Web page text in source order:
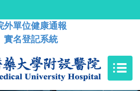
外單位健康通報
實名登記系統